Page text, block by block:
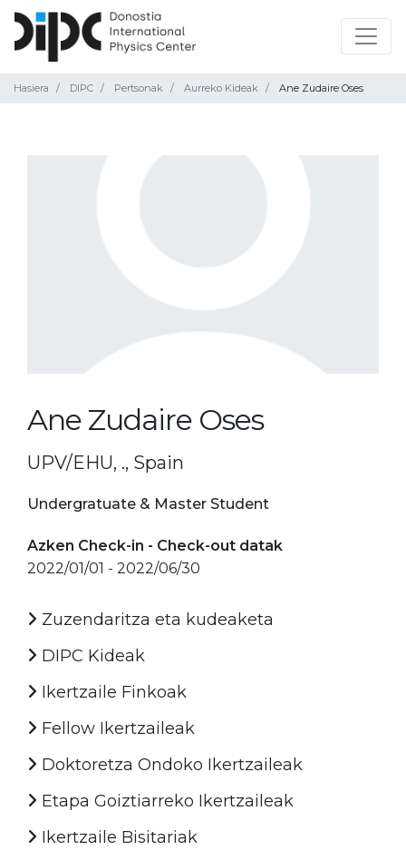
Hasiera DIPC Pertsonak Aurreko Kideak Ane Zudaire Oses
Ane Zudaire Oses
UPV/EHU, ., Spain
Undergratuate & Master Student
Azken Check-in - Check-out datak
2022/01/01 - 2022/06/30
Zuzendaritza eta kudeaketa
DIPC Kideak
Ikertzaile Finkoak
Fellow Ikertzaileak
Doktoretza Ondoko Ikertzaileak
Etapa Goiztiarreko Ikertzaileak
Ikertzaile Bisitariak